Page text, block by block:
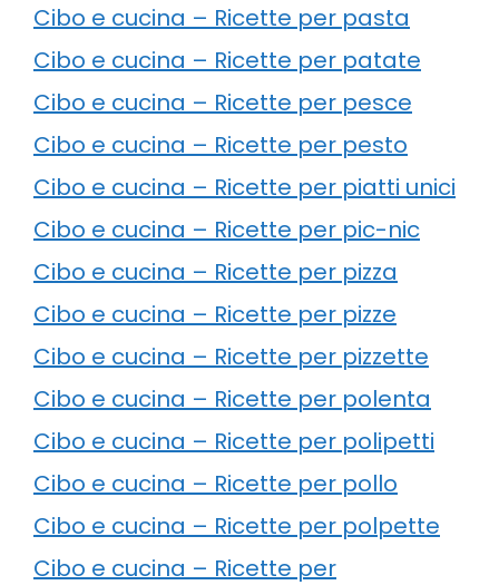
Cibo e cucina – Ricette per pasta
Cibo e cucina – Ricette per patate
Cibo e cucina – Ricette per pesce
Cibo e cucina – Ricette per pesto
Cibo e cucina – Ricette per piatti unici
Cibo e cucina – Ricette per pic-nic
Cibo e cucina – Ricette per pizza
Cibo e cucina – Ricette per pizze
Cibo e cucina – Ricette per pizzette
Cibo e cucina – Ricette per polenta
Cibo e cucina – Ricette per polipetti
Cibo e cucina – Ricette per pollo
Cibo e cucina – Ricette per polpette
Cibo e cucina – Ricette per